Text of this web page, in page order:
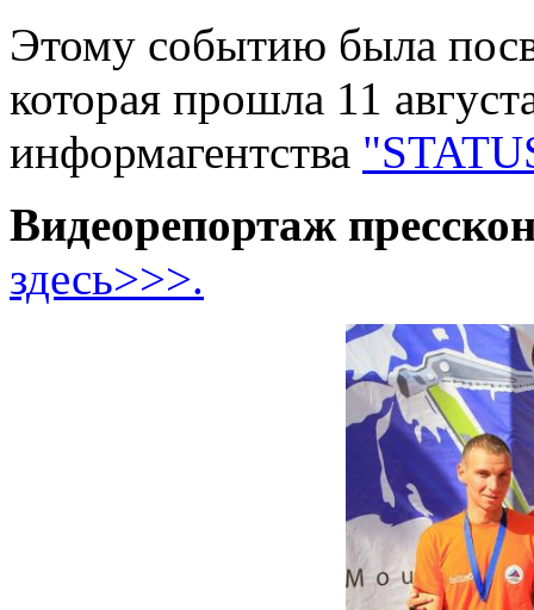
Этому событию была
которая прошла 11
информагентства
Видеорепортаж
здесь>>>.